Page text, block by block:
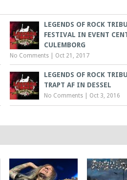
LEGENDS OF ROCK
FESTIVAL IN EVENT
CULEMBORG
No Comments Oct 21, 2017
LEGENDS OF ROCK
TRAPT AF IN DESSEL
No Comments Oct 3, 2016